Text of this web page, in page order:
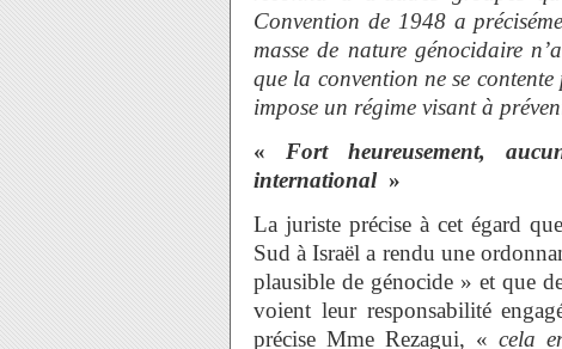
Convention de 1948 a
masse de nature génocidaire
que la convention ne se
impose un régime visant à
« Fort heureusement,
international»
La juriste précise à cet égard
Sud à Israël a rendu une
plausible de génocide » et que
voient leur responsabilité
précise Mme Rezagui, «cela